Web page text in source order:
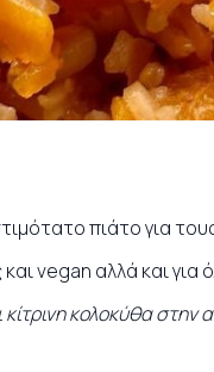
πιάτο για
vegan αλλά και
κολοκύθα στην